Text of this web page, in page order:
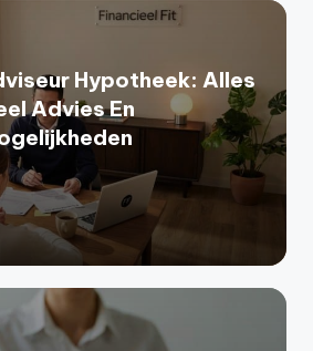
Hypotheek: Alles
Advies En